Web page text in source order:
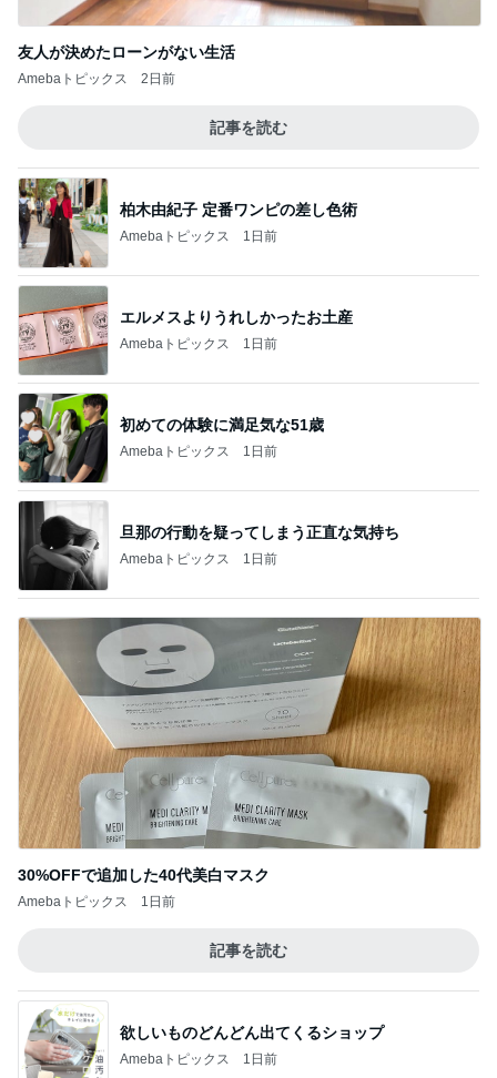
友人が決めたローンがない生活
Amebaトピックス 2日前
記事を読む
柏木由紀子 定番ワンピの差し色術
Amebaトピックス 1日前
エルメスよりうれしかったお土産
Amebaトピックス 1日前
初めての体験に満足気な51歳
Amebaトピックス 1日前
旦那の行動を疑ってしまう正直な気持ち
Amebaトピックス 1日前
30%OFFで追加した40代美白マスク
Amebaトピックス 1日前
記事を読む
欲しいものどんどん出てくるショップ
Amebaトピックス 1日前